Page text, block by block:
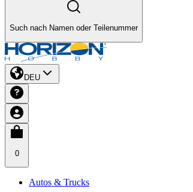
Such nach Namen oder Teilenummer
DEU
0
Autos & Trucks